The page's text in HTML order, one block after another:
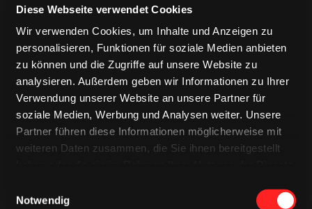
Diese Webseite verwendet Cookies
Wir verwenden Cookies, um Inhalte und Anzeigen zu
personalisieren, Funktionen für soziale Medien anbieten
zu können und die Zugriffe auf unsere Website zu
analysieren. Außerdem geben wir Informationen zu Ihrer
Verwendung unserer Website an unsere Partner für
soziale Medien, Werbung und Analysen weiter. Unsere
Partner führen diese Informationen möglicherweise mit
weiteren Daten zusammen, die Sie ihnen bereitgestellt
Notwendig
TRIKOTS
TRIKOTS
TRIKOTS